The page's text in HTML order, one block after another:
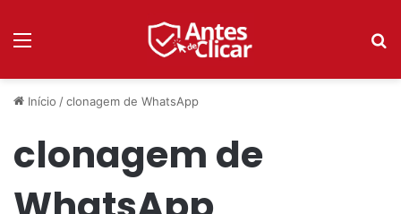
Início /clonagem de WhatsApp
clonagem de